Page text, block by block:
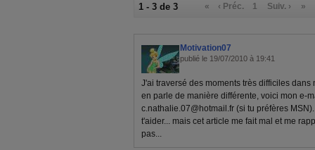
1 - 3 de 3 « ‹ Préc. 1 Suiv. › »
Motivation07
publié le 19/07/2010 à 19:41
J'ai traversé des moments très difficiles dans
en parle de manière différente, voici mon e-
c.nathalie.07@hotmail.fr (si tu préfères
t'aider... mais cet article me fait mal et me
pas...